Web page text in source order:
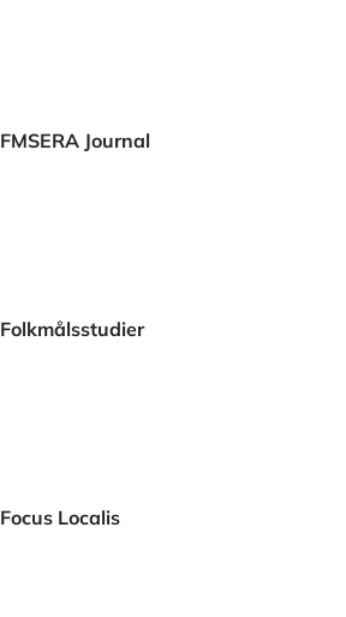
FMSERA Journal
Folkmålsstudier
Focus Localis